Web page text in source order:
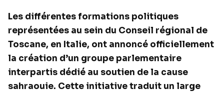
Les différentes formations politiques
représentées au sein du Conseil régional de
Toscane, en Italie, ont annoncé officiellement
la création d’un groupe parlementaire
interpartis dédié au soutien de la cause
sahraouie. Cette initiative traduit un large